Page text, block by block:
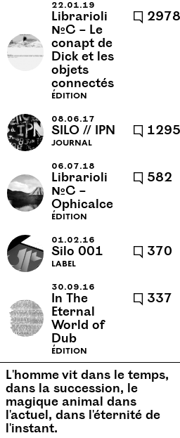
Armenie
arthur chambry
ateliers
ateliers médicis
autonomie
bivouac
bruxelles
cabane
cannes-et-clairan
caractère
chansons
chronique
clément verceletto
conapt
concert
concerts
confortable l'évidence
contextuel
corps 72
cuisine
cuve
danse
dispersion
diy
dub
dyslexies
echotope
école
écologie
écriture collective
edition
édition
éditions
emesal
encre et lumière
22.01.19
Librarioli
№C – Le
conapt de
Dick et les
objets
connectés
édition
🗨 2978
08.06.17
SILO // IPN
journal
🗨 1295
06.07.18
Librarioli
№C –
Ophicalce
édition
🗨 582
01.02.16
Silo 001
label
🗨 370
30.09.16
In The
Eternal
World of
Dub
édition
🗨 337
L'homme vit dans le temps,
dans la succession, le
magique animal dans
l'actuel, dans l'éternité de
l'instant.